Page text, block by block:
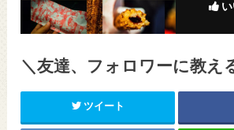
い
＼友達、フォロワーに教え
ツイート